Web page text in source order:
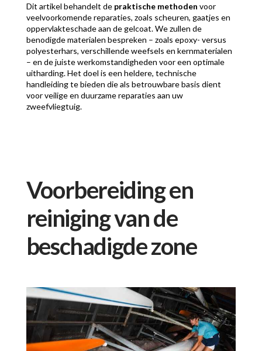
Dit artikel behandelt de praktische methoden voor
veelvoorkomende reparaties, zoals scheuren, gaatjes en
oppervlakteschade aan de gelcoat. We zullen de
benodigde materialen bespreken – zoals epoxy- versus
polyesterhars, verschillende weefsels en kernmaterialen
– en de juiste werkomstandigheden voor een optimale
uitharding. Het doel is een heldere, technische
handleiding te bieden die als betrouwbare basis dient
voor veilige en duurzame reparaties aan uw
zweefvliegtuig.
Voorbereiding en
reiniging van de
beschadigde zone